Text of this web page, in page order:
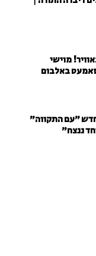
באוויר! מוישי
באלבום
״עם התקווה״
ננצח"